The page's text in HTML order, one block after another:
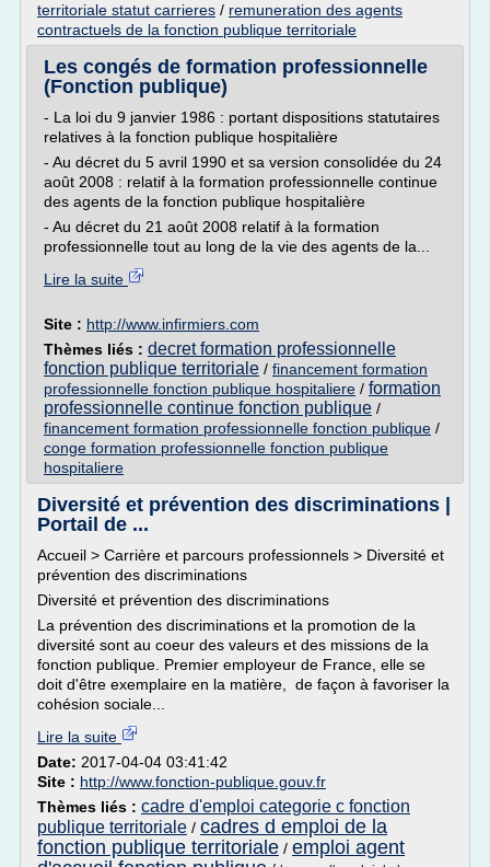
territoriale statut carrieres / remuneration des agents
contractuels de la fonction publique territoriale
Les congés de formation professionnelle
(Fonction publique)
- La loi du 9 janvier 1986 : portant dispositions statutaires
relatives à la fonction publique hospitalière
- Au décret du 5 avril 1990 et sa version consolidée du 24
août 2008 : relatif à la formation professionnelle continue
des agents de la fonction publique hospitalière
- Au décret du 21 août 2008 relatif à la formation
professionnelle tout au long de la vie des agents de la...
Lire la suite
Site : http://www.infirmiers.com
Thèmes liés : decret formation professionnelle
fonction publique territoriale / financement formation
professionnelle fonction publique hospitaliere / formation
professionnelle continue fonction publique /
financement formation professionnelle fonction publique /
conge formation professionnelle fonction publique
hospitaliere
Diversité et prévention des discriminations |
Portail de ...
Accueil > Carrière et parcours professionnels > Diversité et
prévention des discriminations
Diversité et prévention des discriminations
La prévention des discriminations et la promotion de la
diversité sont au coeur des valeurs et des missions de la
fonction publique. Premier employeur de France, elle se
doit d'être exemplaire en la matière, de façon à favoriser la
cohésion sociale...
Lire la suite
Date: 2017-04-04 03:41:42
Site : http://www.fonction-publique.gouv.fr
Thèmes liés : cadre d'emploi categorie c fonction
publique territoriale / cadres d emploi de la
fonction publique territoriale / emploi agent